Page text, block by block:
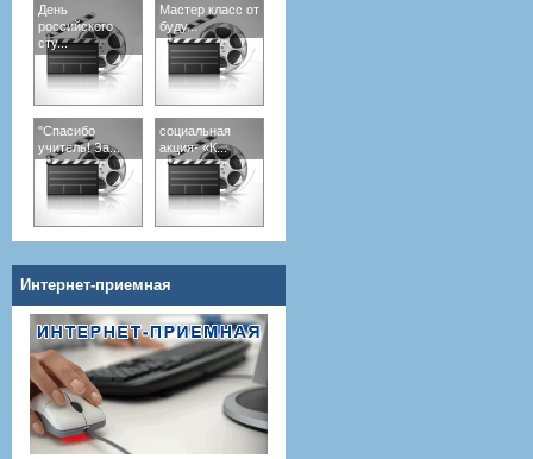
День
российского
сту...
Мастер класс от
буду...
"Спасибо
учитель! За...
социальная
акция- «К...
Интернет-приемная